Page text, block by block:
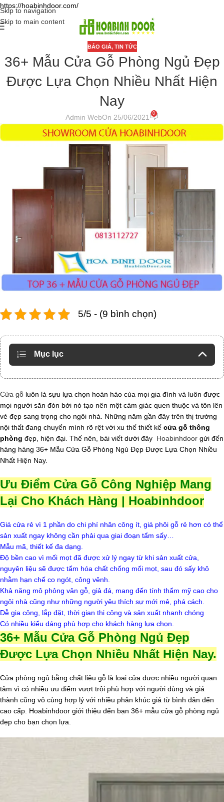
https://hoabinhdoor.com/
Skip to navigation
Skip to main content
BÁO GIÁ, TIN TỨC
36+ Mẫu Cửa Gỗ Phòng Ngủ Đẹp
Được Lựa Chọn Nhiều Nhất Hiện
Nay
Admin WebOn 25/06/2021 0
5/5 - (9 bình chọn)
Mục lục
Cửa gỗ luôn là sựu lựa chọn hoàn hảo của mọi gia đình và luôn được
mọi người săn đón bởi nó tạo nên một cảm giác quen thuộc và tôn lên
vẻ đẹp sang trọng cho ngôi nhà. Những năm gần đây trên thị trường
nội thất đang chuyển mình rõ rệt với xu thế thiết kế cửa gỗ thông
phòng đẹp, hiện đại. Thế nên, bài viết dưới đây Hoabinhdoor gửi đến
hàng hàng 36+ Mẫu Cửa Gỗ Phòng Ngủ Đẹp Được Lựa Chọn Nhiều
Nhất Hiện Nay.
Ưu Điểm Cửa Gỗ Công Nghiệp Mang
Lại Cho Khách Hàng | Hoabinhdoor
Giá cửa rẻ vì 1 phần do chi phí nhân công ít, giá phôi gỗ rẻ hơn có thể
sản xuất ngay không cần phải qua giai đoạn tẩm sấy…
Mẫu mã, thiết kế đa dạng.
Độ bền cao vì mối mọt đã được xử lý ngay từ khi sản xuất cửa,
nguyên liệu sẽ được tẩm hóa chất chống mối mọt, sau đó sấy khô
nhằm hạn chế co ngót, công vênh.
Khả năng mô phỏng vân gỗ, giả đá, mang đến tính thẩm mỹ cao cho
ngôi nhà cũng như những người yêu thích sự mới mẻ, phá cách.
Dễ gia công, lắp đặt, thời gian thi công và sản xuất nhanh chóng
Có nhiều kiểu dáng phù hợp cho khách hàng lựa chọn.
36+ Mẫu Cửa Gỗ Phòng Ngủ Đẹp
Được Lựa Chọn Nhiều Nhất Hiện Nay.
Cửa phòng ngủ bằng chất liệu gỗ là loại cửa được nhiều người quan
tâm vì có nhiều ưu điểm vượt trội phù hợp với người dùng và giá
thành cũng vô cùng hợp lý với nhiều phân khúc giá từ bình dân đến
cao cấp. Hoabinhdoor giới thiệu đến bạn 36+ mẫu cửa gỗ phòng ngủ
đẹp cho bạn chọn lựa.